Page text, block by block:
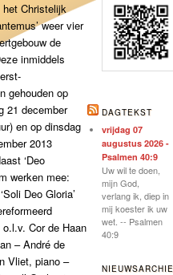
Christelijk
weer vier
de
inmiddels
gehouden op
21 december
en op dinsdag
2013
‘Deo
werken mee:
Deo Gloria’
Cor de Haan
– André de
Vliet, piano –
DAGTEKST
vrijdag 07
augustus 2026 -
Psalmen 40:9
Uw wil te doen,
mijn God,
verlang ik, diep in
mij koester ik uw
wet. -- Psalmen
40:9